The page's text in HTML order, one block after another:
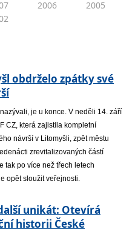
2006
2005
obdrželo zpátky své
je u konce. V neděli 14. září
CZ, která zajistila kompletní
návrší v Litomyšli, zpět městu
zrevitalizovaných částí
tak po více než třech letech
opět sloužit veřejnosti.
unikát: Otevírá
historii České